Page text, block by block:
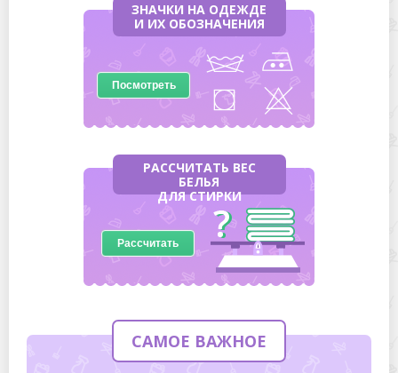
ЗНАЧКИ НА ОДЕЖДЕ
И ИХ ОБОЗНАЧЕНИЯ
Посмотреть
РАССЧИТАТЬ ВЕС
БЕЛЬЯ
ДЛЯ СТИРКИ
Рассчитать
САМОЕ ВАЖНОЕ